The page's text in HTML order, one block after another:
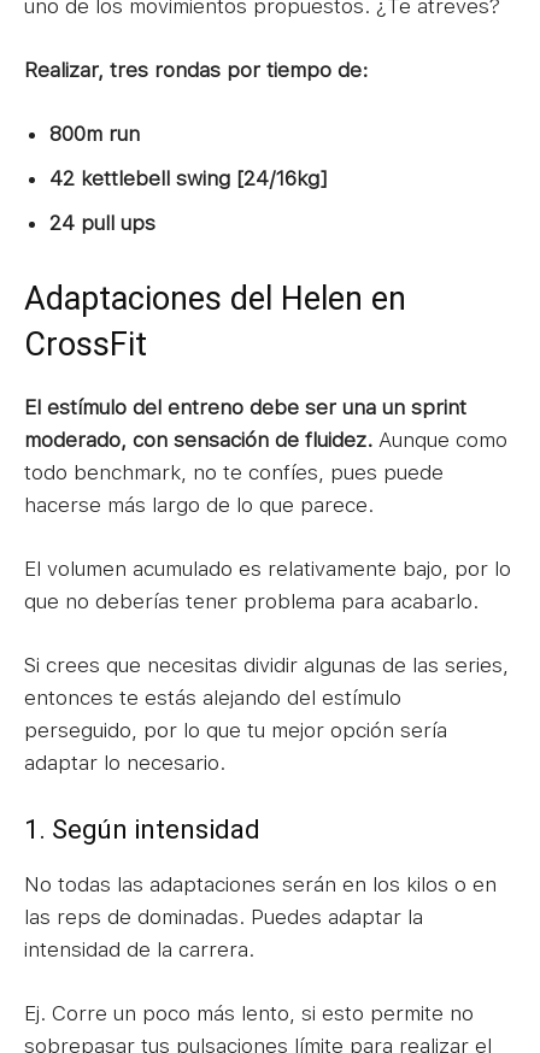
uno de los movimientos propuestos. ¿Te atreves?
Realizar, tres rondas por tiempo de:
800m run
42 kettlebell swing [24/16kg]
24 pull ups
Adaptaciones del Helen en
CrossFit
El estímulo del entreno debe ser una un sprint
moderado, con sensación de fluidez. Aunque como
todo benchmark, no te confíes, pues puede
hacerse más largo de lo que parece.
El volumen acumulado es relativamente bajo, por lo
que no deberías tener problema para acabarlo.
Si crees que necesitas dividir algunas de las series,
entonces te estás alejando del estímulo
perseguido, por lo que tu mejor opción sería
adaptar lo necesario.
1. Según intensidad
No todas las adaptaciones serán en los kilos o en
las reps de dominadas. Puedes adaptar la
intensidad de la carrera.
Ej. Corre un poco más lento, si esto permite no
sobrepasar tus pulsaciones límite para realizar el